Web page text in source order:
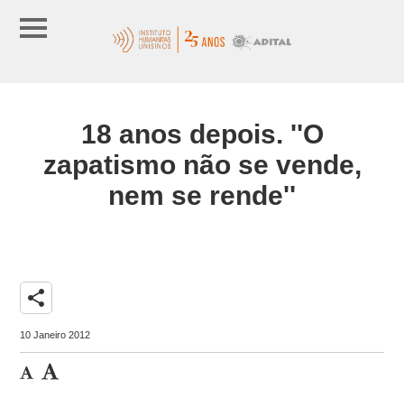
18 anos depois. ''O
zapatismo não se vende,
nem se rende''
share
10 Janeiro 2012